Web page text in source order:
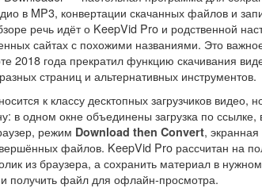
в MP3, конвертации скачанных файлов и
речь идёт о KeepVid Pro и родственной
сайтах с похожими названиями. Это
2018 года прекратил функцию скачивания
страниц и альтернативных инструментов.
к классу десктопных загрузчиков видео,
в одном окне объединены загрузка по
режим Download then Convert,
файлов. KeepVid Pro рассчитан на
из браузера, а сохранить материал в
получить файл для офлайн-просмотра.